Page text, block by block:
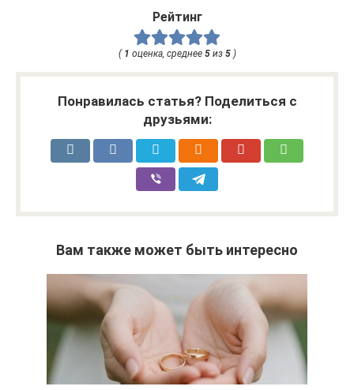
Рейтинг
( 1 оценка, среднее 5из 5)
Понравилась статья? Поделиться с
друзьями:
Вам также может быть интересно